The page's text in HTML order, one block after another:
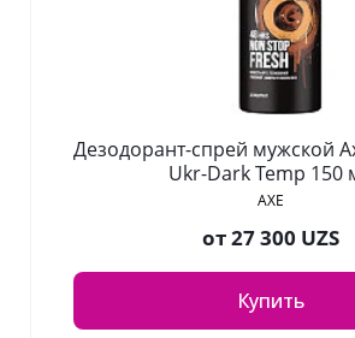
Дезодорант-спрей мужской
Ukr-Dark Temp 150
AXE
от27 300 UZS
Купить